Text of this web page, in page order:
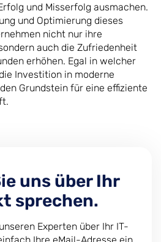
und Misserfolg ausmachen.
und Optimierung dieses
nicht nur ihre
auch die Zufriedenheit
erhöhen. Egal in welcher
Investition in moderne
Grundstein für eine effiziente
uns über Ihr
sprechen.
Experten über Ihr IT-